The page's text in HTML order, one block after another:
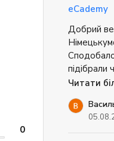
0
що
хороша».
дорогого
eCademy
Добрий
підібрали
не
Читати